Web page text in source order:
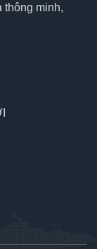
thông minh,